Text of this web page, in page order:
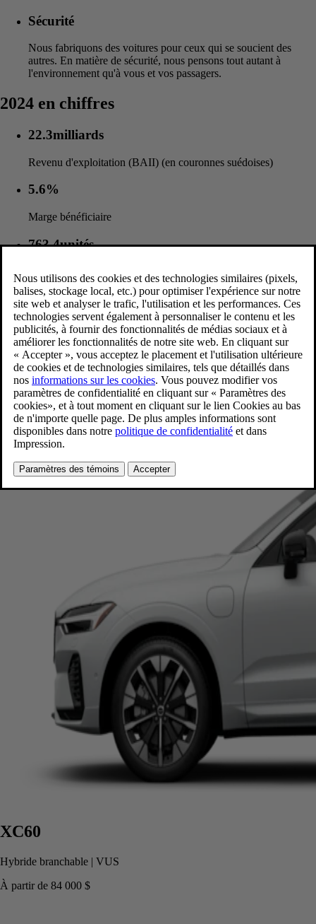
Sécurité
Nous fabriquons des voitures pour ceux qui se soucient des
autres. En matière de sécurité, nous pensons tout autant à
l'environnement qu'à vous et vos passagers.
2024 en chiffres
22.3milliards
Revenu d'exploitation (BAII) (en couronnes suédoises)
5.6%
Marge bénéficiaire
763.4unités
Ventes au détail
400.2milliards
Revenus (en couronnes suédoises)
Découvrez notre gamme
XC60
Hybride branchable | VUS
À partir de 84 000 $